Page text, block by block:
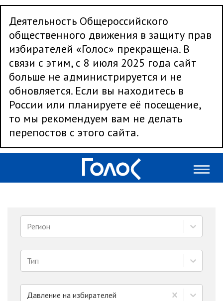
Деятельность Общероссийского
общественного движения в защиту прав
избирателей «Голос» прекращена. В
связи с этим, с 8 июля 2025 года сайт
больше не администрируется и не
обновляется. Если вы находитесь в
России или планируете её посещение,
то мы рекомендуем вам не делать
перепостов с этого сайта.
Регион
Тип
Давление на избирателей